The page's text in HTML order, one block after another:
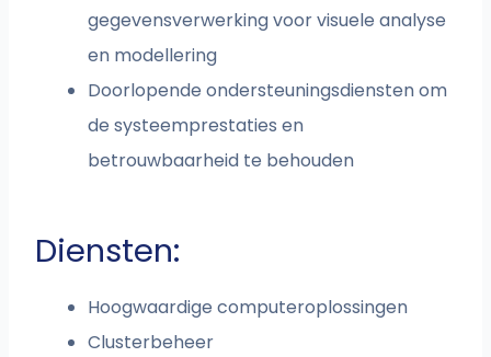
gegevensverwerking voor visuele analyse
en modellering
Doorlopende ondersteuningsdiensten om
de systeemprestaties en
betrouwbaarheid te behouden
Diensten:
Hoogwaardige computeroplossingen
Clusterbeheer